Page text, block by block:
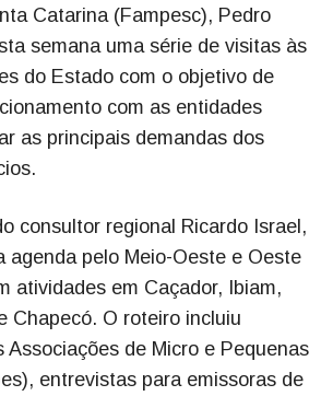
Catarina (Fampesc), Pedro
semana uma série de visitas às
do Estado com o objetivo de
com as entidades
as principais demandas dos
consultor regional Ricardo Israel,
agenda pelo Meio-Oeste e Oeste
atividades em Caçador, Ibiam,
Chapecó. O roteiro incluiu
Associações de Micro e Pequenas
entrevistas para emissoras de